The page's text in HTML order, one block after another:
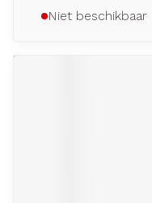
Niet beschikbaar